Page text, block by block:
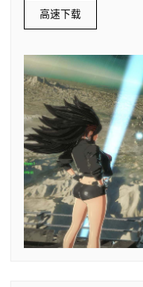
高速下载